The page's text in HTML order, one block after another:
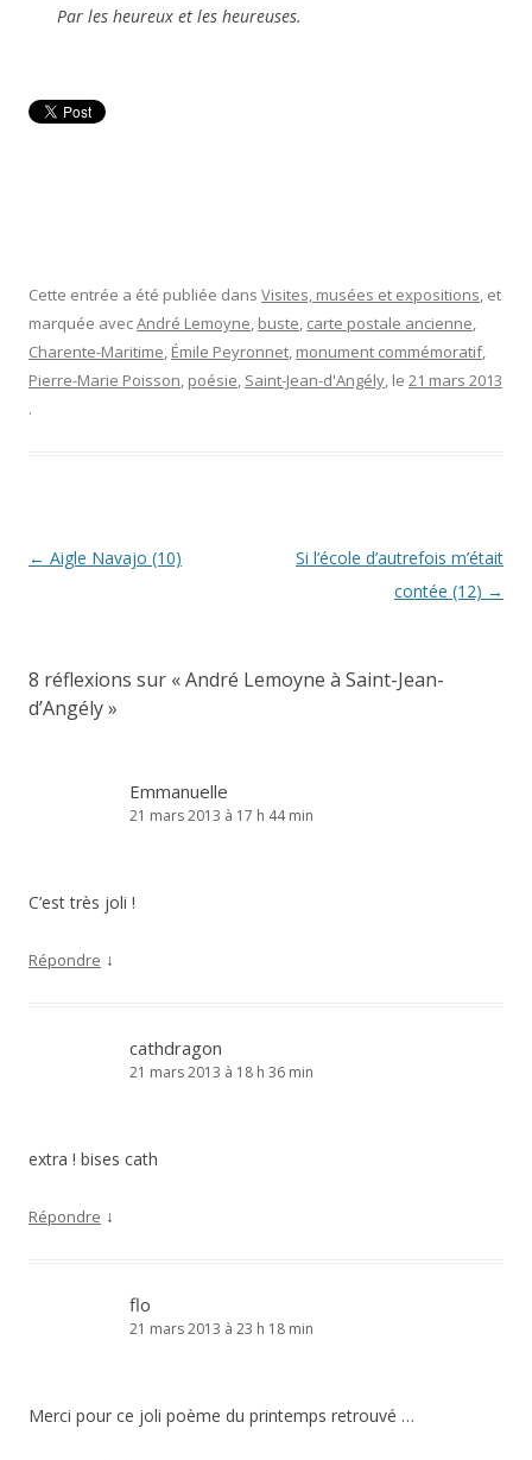
Par les heureux et les heureuses.
Cette entrée a été publiée dans Visites, musées et expositions, et
marquée avecAndré Lemoyne, buste, carte postale ancienne,
Charente-Maritime, Émile Peyronnet, monument commémoratif,
Pierre-Marie Poisson, poésie, Saint-Jean-d'Angély, le 21 mars 2013
.
Navigation
← Aigle Navajo (10)
Si l’école d’autrefois m’était
contée (12) →
8 réflexions sur «André Lemoyne à Saint-Jean-
d’Angély»
Emmanuelle
21 mars 2013 à 17 h 44 min
C’est très joli !
Répondre ↓
cathdragon
21 mars 2013 à 18 h 36 min
extra ! bises cath
Répondre ↓
flo
21 mars 2013 à 23 h 18 min
Merci pour ce joli poème du printemps retrouvé …